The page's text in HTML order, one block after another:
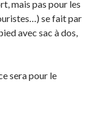
mais pas pour les
se fait par
avec sac à dos,
sera pour le